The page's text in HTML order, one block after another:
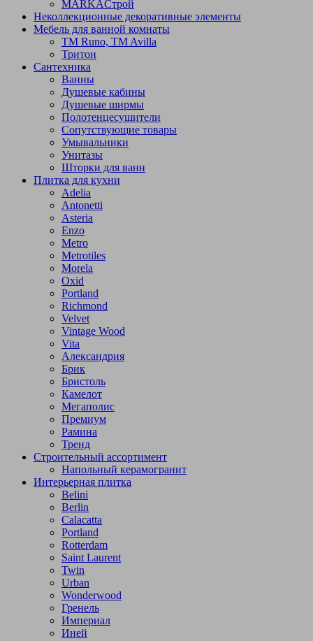
МARKAСтрой
Неколлекционные декоративные элементы
Мебель для ванной комнаты
TM Runo, TM Avilla
Тритон
Сантехника
Ванны
Душевые кабины
Душевые ширмы
Полотенцесушители
Сопутствующие товары
Умывальники
Унитазы
Шторки для ванн
Плитка для кухни
Adelia
Antonetti
Asteria
Enzo
Metro
Metrotiles
Morela
Oxid
Portland
Richmond
Velvet
Vintage Wood
Vita
Александрия
Брик
Бристоль
Камелот
Мегаполис
Премиум
Рамина
Тренд
Строительный ассортимент
Напольный керамогранит
Интерьерная плитка
Belini
Berlin
Calacatta
Portland
Rotterdam
Saint Laurent
Twin
Urban
Wonderwood
Гренель
Империал
Иней